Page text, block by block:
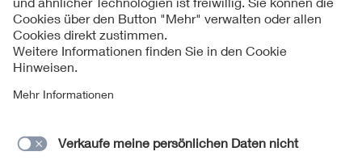
Service
Impressum
Datenschutzinformationen
Cookie Hinweise
Lieferantenportal